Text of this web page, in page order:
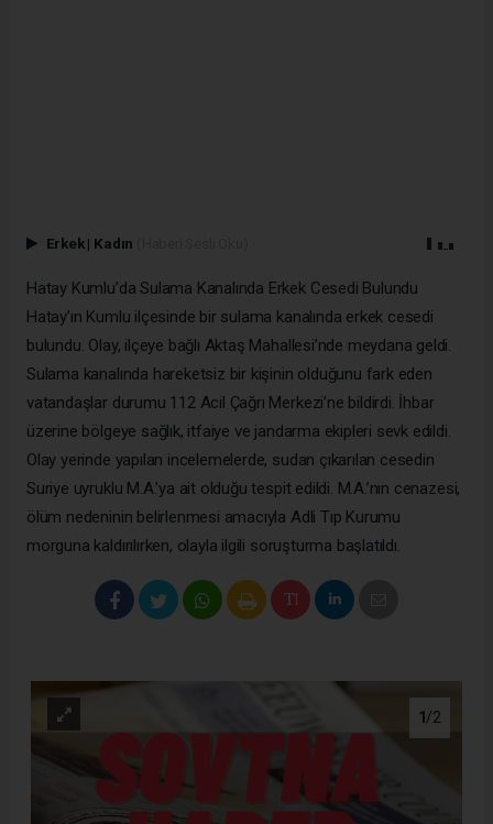
Erkek | Kadın
Hatay Kumlu’da Sulama Kanalında Erkek Cesedi Bulundu
Hatay’ın Kumlu ilçesinde bir sulama kanalında erkek cesedi
bulundu. Olay, ilçeye bağlı Aktaş Mahallesi’nde meydana geldi.
Sulama kanalında hareketsiz bir kişinin olduğunu fark eden
vatandaşlar durumu 112 Acil Çağrı Merkezi’ne bildirdi. İhbar
üzerine bölgeye sağlık, itfaiye ve jandarma ekipleri sevk edildi.
Olay yerinde yapılan incelemelerde, sudan çıkarılan cesedin
Suriye uyruklu M.A.’ya ait olduğu tespit edildi. M.A.’nın cenazesi,
ölüm nedeninin belirlenmesi amacıyla Adli Tıp Kurumu
morguna kaldırılırken, olayla ilgili soruşturma başlatıldı.
1 /2